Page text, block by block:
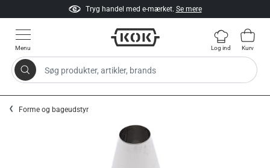
Tryg handel med e-mærket. Se mere
Menu
Søg produkter, artikler, brands
Log ind Kurv
Forme og bageudstyr